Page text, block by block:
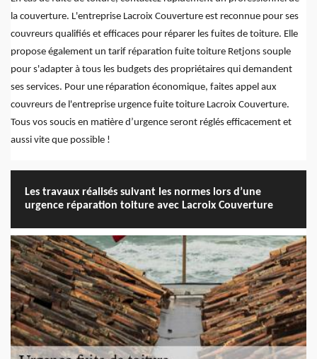
la couverture. L'entreprise Lacroix Couverture est reconnue pour ses
couvreurs qualifiés et efficaces pour réparer les fuites de toiture. Elle
propose également un tarif réparation fuite toiture Retjons souple
pour s'adapter à tous les budgets des propriétaires qui demandent
ses services. Pour une réparation économique, faites appel aux
couvreurs de l'entreprise urgence fuite toiture Lacroix Couverture.
Tous vos soucis en matière d’urgence seront réglés efficacement et
aussi vite que possible !
Les travaux réalisés suivant les normes lors d’une
urgence réparation toiture avec Lacroix Couverture